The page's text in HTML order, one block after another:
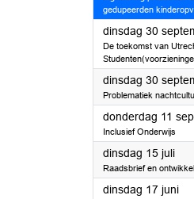
gedupeerden
dinsdag 30
De toekomst van
dinsdag 30
Problematiek
donderdag 11
Inclusief Onderwijs
dinsdag 15 juli2025
Raadsbrief en
dinsdag 17 juni